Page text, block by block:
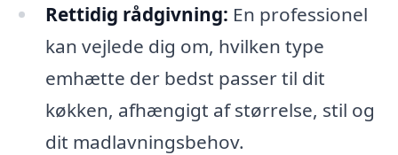
Rettidig rådgivning: En professionel
kan vejlede dig om, hvilken type
emhætte der bedst passer til dit
køkken, afhængigt af størrelse, stil og
dit madlavningsbehov.